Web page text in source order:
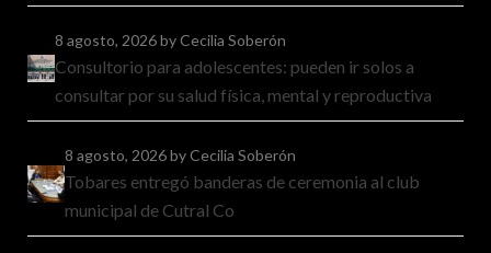
8 agosto, 2026by Cecilia Soberón
Consultorio para adolescentes: pueden ir solos a
consultar por su salud física, mental y reproductiva
8 agosto, 2026by Cecilia Soberón
Tobares entregó banderas de ceremonia al club
municipal de Cutral Co